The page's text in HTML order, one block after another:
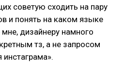
советую сходить на пару
и понять на каком языке
дизайнеру намного
тз, а не запросом
инстаграма».